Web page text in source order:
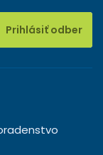
Prihlásiť odber